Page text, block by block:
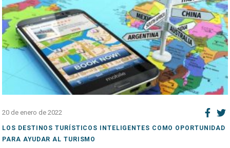
20 de enero de 2022
LOS DESTINOS TURÍSTICOS INTELIGENTES COMO OPORTUNIDAD
PARA AYUDAR AL TURISMO